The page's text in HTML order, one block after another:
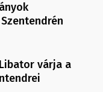
várja a